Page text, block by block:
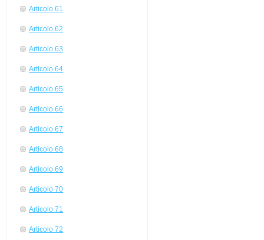
Articolo 61
Articolo 62
Articolo 63
Articolo 64
Articolo 65
Articolo 66
Articolo 67
Articolo 68
Articolo 69
Articolo 70
Articolo 71
Articolo 72